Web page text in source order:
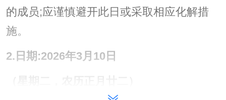
的成员;应谨慎避开此日或采取相应化解措
施。
2.日期:2026年3月10日